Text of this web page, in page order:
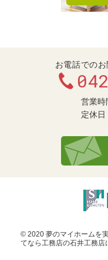
お電話での
営業時
定休日
© 2020 夢のマイホームを実
てなら工務店の石井工務店